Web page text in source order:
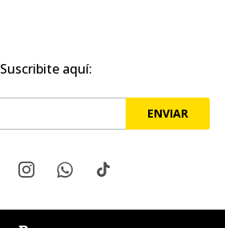
Suscribite aquí:
ENVIAR
  